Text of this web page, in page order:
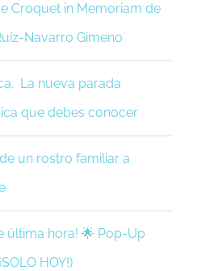
Croquet in Memoriam de
Navarro Gimeno
La nueva parada
que debes conocer
un rostro familiar a
última hora! 🌟 Pop-Up
HOY!)